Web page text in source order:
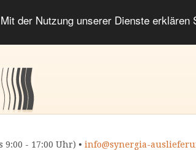
der Nutzung unserer Dienste
9:00 - 17:00 Uhr) • info@synergia-